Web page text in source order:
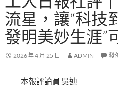
容流星，讓“科技
發明美妙生涯”
2026 年 4 月 25 日 ADMIN 發
本報評論員 吳迪